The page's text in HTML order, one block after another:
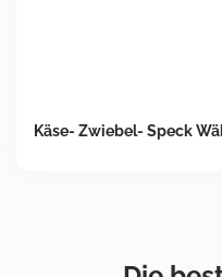
Käse- Zwiebel- Speck